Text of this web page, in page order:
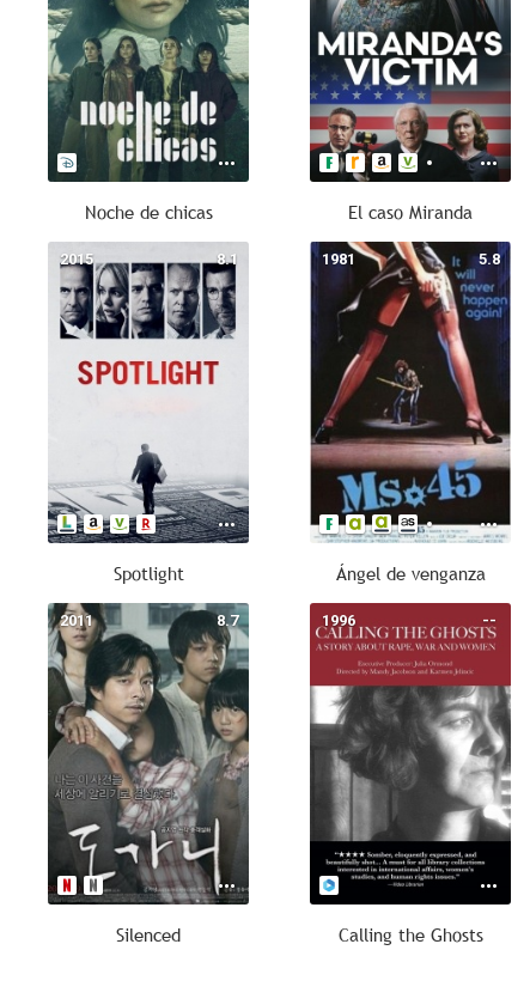
Noche de chicas El caso Miranda
8.1
2015
Spotlight
5.8
1981
Ángel de venganza
8.7
2011
Silenced
--
1996
Calling the Ghosts